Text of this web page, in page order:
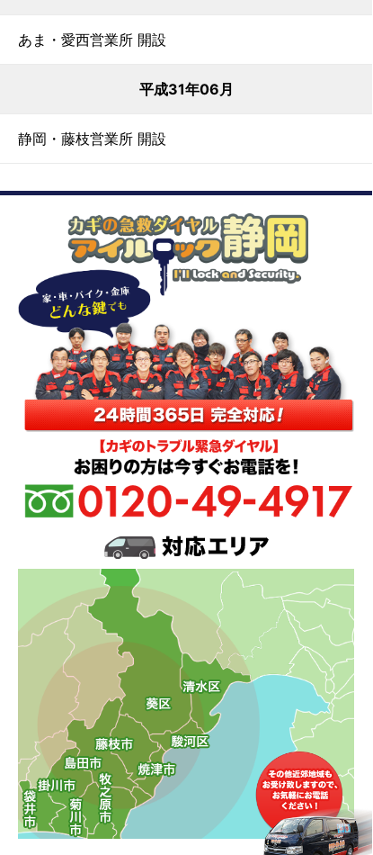
あま・愛西営業所 開設
平成31年06月
静岡・藤枝営業所 開設